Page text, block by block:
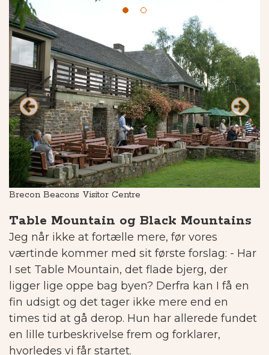
Brecon Beacons Visitor Centre
Table Mountain og Black Mountains
Jeg når ikke at fortælle mere, før vores
værtinde kommer med sit første forslag: - Har
I set Table Mountain, det flade bjerg, der
ligger lige oppe bag byen? Derfra kan I få en
fin udsigt og det tager ikke mere end en
times tid at gå derop. Hun har allerede fundet
en lille turbeskrivelse frem og forklarer,
hvorledes vi får startet.